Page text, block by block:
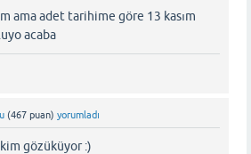
ama adet tarihime göre 13 kasım
acaba
(467 puan) yorumladı
gözüküyor :)